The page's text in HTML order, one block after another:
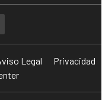
Legal
Privacidad